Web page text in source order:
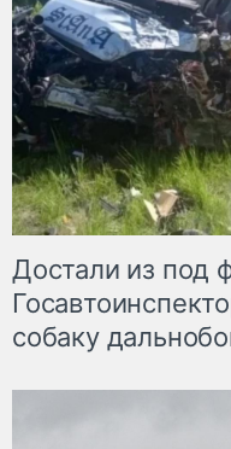
Достали из под
собаку